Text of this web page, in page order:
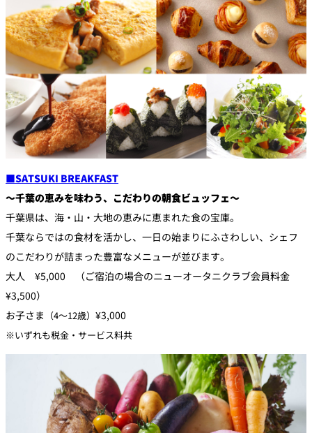
■SATSUKI BREAKFAST
～千葉の恵みを味わう、こだわりの朝食ビュッフェ～
千葉県は、海・山・大地の恵みに恵まれた食の宝庫。
千葉ならではの食材を活かし、一日の始まりにふさわしい、シェフ
のこだわりが詰まった豊富なメニューが並びます。
大人 ¥5,000 （ご宿泊の場合のニューオータニクラブ会員料金
¥3,500）
お子さま （4～12歳） ¥3,000
※いずれも税金・サービス料共